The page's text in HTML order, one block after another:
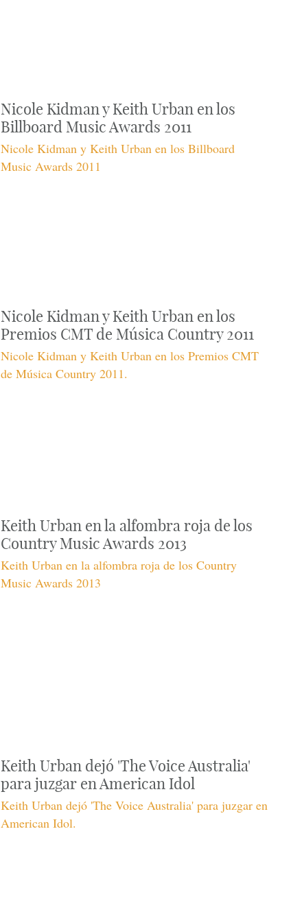
Nicole Kidman y Keith Urban en los
Billboard Music Awards 2011
Nicole Kidman y Keith Urban en los Billboard
Music Awards 2011
Nicole Kidman y Keith Urban en los
Premios CMT de Música Country 2011
Nicole Kidman y Keith Urban en los Premios CMT
de Música Country 2011.
Keith Urban en la alfombra roja de los
Country Music Awards 2013
Keith Urban en la alfombra roja de los Country
Music Awards 2013
Keith Urban dejó 'The Voice Australia'
para juzgar en American Idol
Keith Urban dejó 'The Voice Australia' para juzgar en
American Idol.